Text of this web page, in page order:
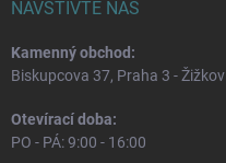
NAVŠTIVTE NÁS
Kamenný obchod:
Biskupcova 37, Praha 3 - Žižkov
Otevírací doba:
PO - PÁ: 9:00 - 16:00